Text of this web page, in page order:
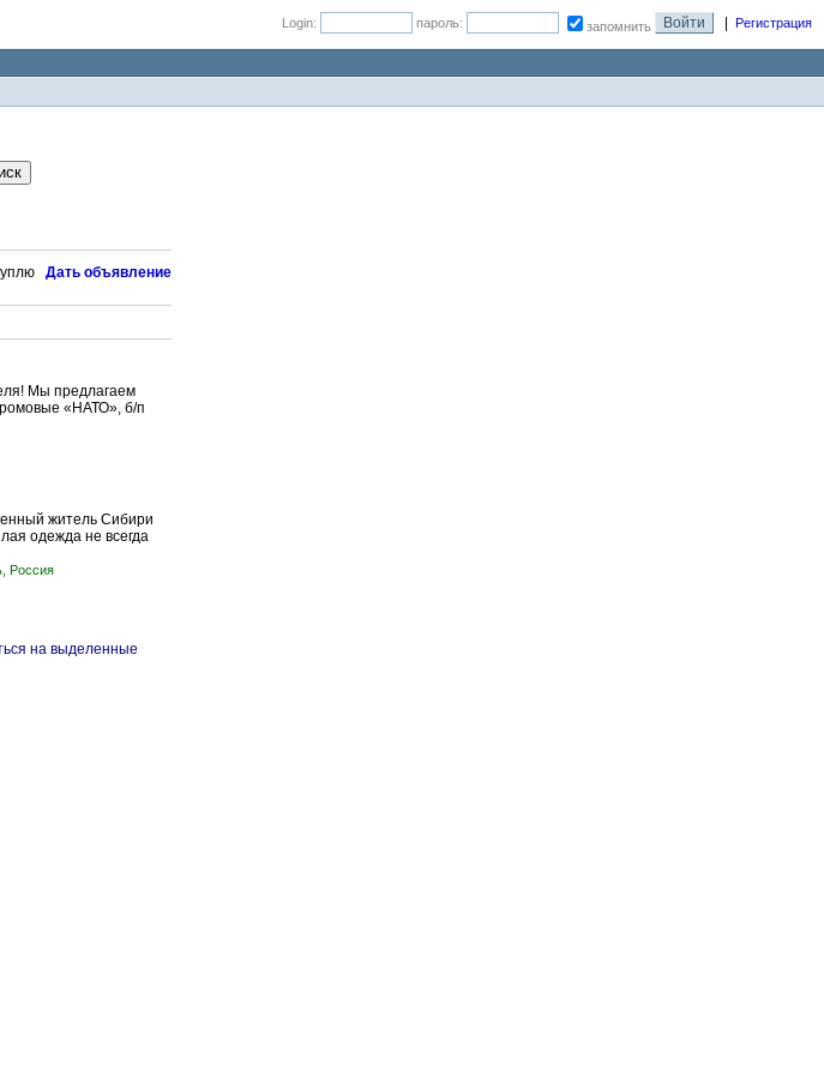
Login: пароль: запомнить Регистрация
Дaть объявление
Мы предлагаем
«НАТО», б/п
житель Сибири
одежда не всегда
Россия
на выделенные